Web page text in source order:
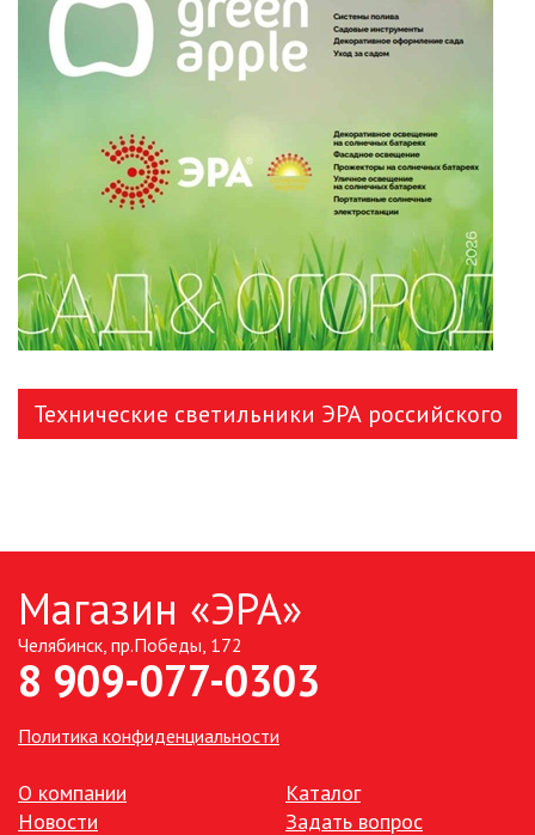
СИСТЕМЫ ПОЛИВА
ТОЧЕЧНЫЕ СВЕТИЛЬНИКИ
УЛИЧНОЕ ОСВЕЩЕНИЕ НА
СОЛНЕЧНЫХ БАТАРЕЯХ
УЛИЧНЫЕ СВЕТИЛЬНИКИ
ЭЛЕКТРОЗВОНКИ И АКСЕССУАРЫ
ЗАДАТЬ ВОПРОС
Технические светильники ЭРА российского
Магазин «ЭРА»
Челябинск, пр.Победы, 172
8 909-077-0303
Политика конфиденциальности
О компании
Новости
Каталог
Задать вопрос